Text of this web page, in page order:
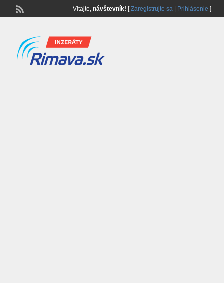
Vitajte, návštevník! [Zaregistrujte sa| Prihlásenie ]